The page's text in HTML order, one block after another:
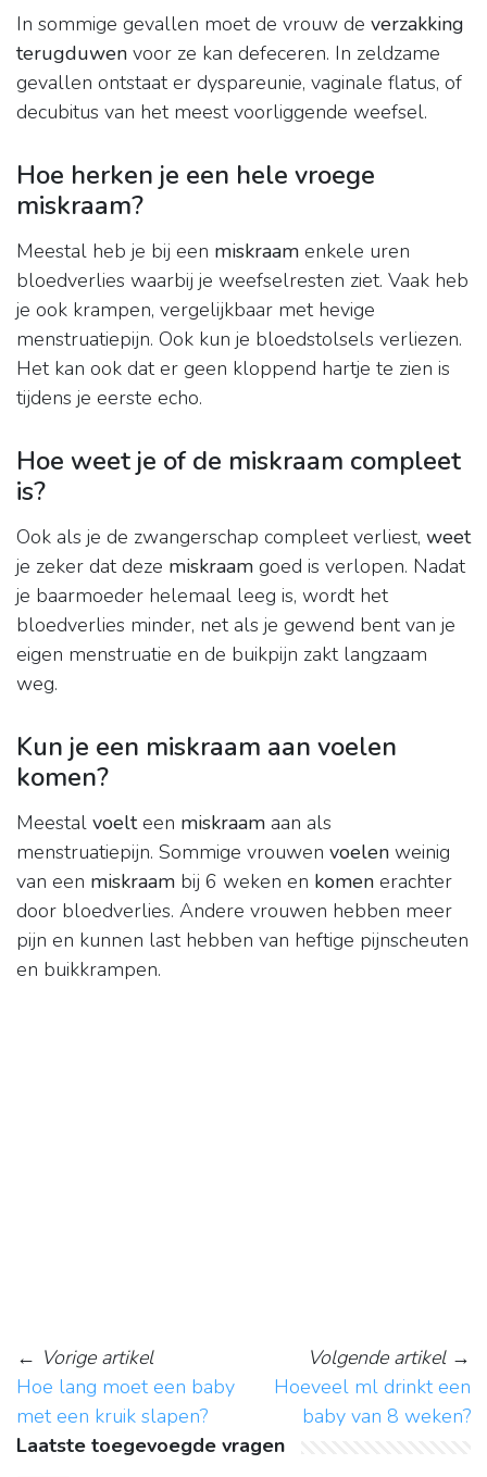
In sommige gevallen moet de vrouw de verzakking
terugduwen voor ze kan defeceren. In zeldzame
gevallen ontstaat er dyspareunie, vaginale flatus, of
decubitus van het meest voorliggende weefsel.
Hoe herken je een hele vroege
miskraam?
Meestal heb je bij een miskraam enkele uren
bloedverlies waarbij je weefselresten ziet. Vaak heb
je ook krampen, vergelijkbaar met hevige
menstruatiepijn. Ook kun je bloedstolsels verliezen.
Het kan ook dat er geen kloppend hartje te zien is
tijdens je eerste echo.
Hoe weet je of de miskraam compleet
is?
Ook als je de zwangerschap compleet verliest, weet
je zeker dat deze miskraam goed is verlopen. Nadat
je baarmoeder helemaal leeg is, wordt het
bloedverlies minder, net als je gewend bent van je
eigen menstruatie en de buikpijn zakt langzaam
weg.
Kun je een miskraam aan voelen
komen?
Meestal voelteen miskraam aan als
menstruatiepijn. Sommige vrouwen voelen weinig
van een miskraam bij 6 weken en komen erachter
door bloedverlies. Andere vrouwen hebben meer
pijn en kunnen last hebben van heftige pijnscheuten
en buikkrampen.
← Vorige artikel
Hoe lang moet een baby
met een kruik slapen?
Volgende artikel→
Hoeveel ml drinkt een
baby van 8 weken?
Laatste toegevoegde vragen